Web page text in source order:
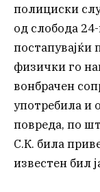
полициски
од слобода
постапувајќи
физички го
вонбрачен
употребила и
повреда, по
С.К. била
известен бил